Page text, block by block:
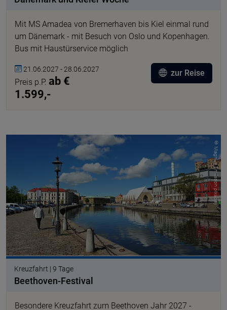
Mit MS Amadea von Bremerhaven bis Kiel einmal rund
um Dänemark - mit Besuch von Oslo und Kopenhagen.
Bus mit Haustürservice möglich
21.06.2027 - 28.06.2027
Preis p.P. ab €
1.599,-
zur Reise
© Magnus Emilsson pixabay
Kreuzfahrt | 9 Tage
Beethoven-Festival
Besondere Kreuzfahrt zum Beethoven Jahr 2027 -